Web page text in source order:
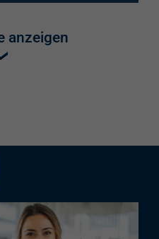
anzeigen